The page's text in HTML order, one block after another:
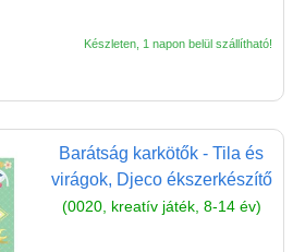
Készleten, 1 napon belül szállítható!
Barátság karkötők - Tila és
virágok, Djeco ékszerkészítő
(0020, kreatív játék, 8-14 év)